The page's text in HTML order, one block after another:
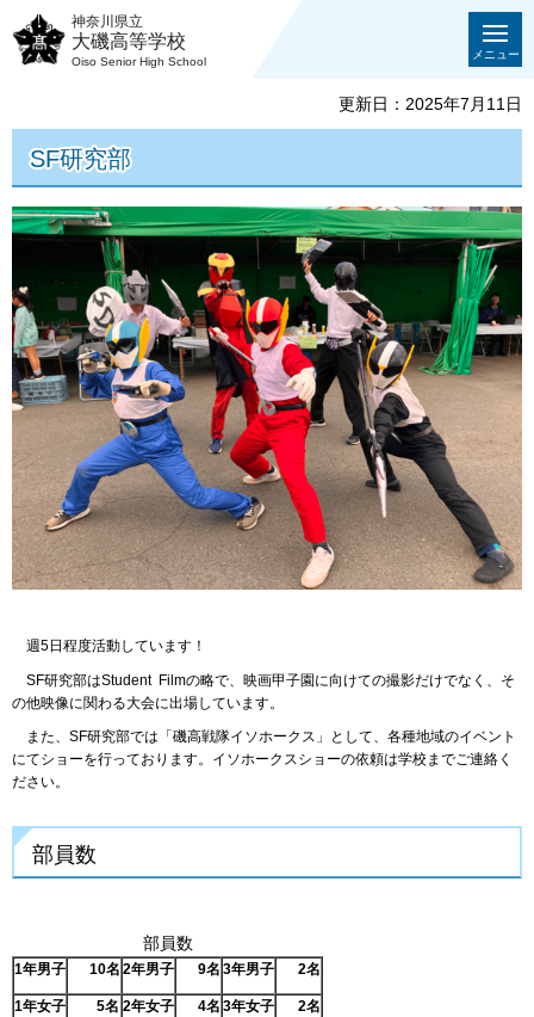
神奈川県立
大磯高等学校
Oiso Senior High School
メニュー
更新日：2025年7月11日
SF研究部
週5日程度活動しています！
SF研究部はStudent Filmの略で、映画甲子園に向けての撮影だけでなく、そ
の他映像に関わる大会に出場しています。
また、SF研究部では「磯高戦隊イソホークス」として、各種地域のイベント
にてショーを行っております。イソホークスショーの依頼は学校までご連絡く
ださい。
部員数
部員数
1年男子 10名 2年男子 9名 3年男子 2名
1年女子 5名 2年女子 4名 3年女子 2名